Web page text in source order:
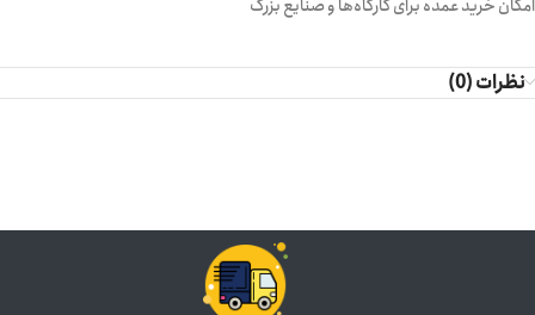
امکان خرید عمده برای کارگاه‌ها و صنایع بزرگ
نظرات (0)